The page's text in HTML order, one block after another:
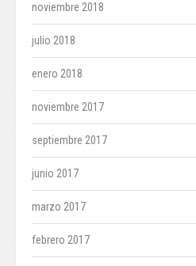
noviembre 2018
julio 2018
enero 2018
noviembre 2017
septiembre 2017
junio 2017
marzo 2017
febrero 2017